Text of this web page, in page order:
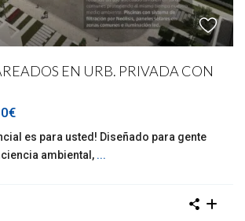
EN URB. PRIVADA CON
es para usted! Diseñado para gente
ambiental, ...